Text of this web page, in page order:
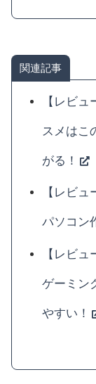
関連記事
【レビ
スメはこ
がる！
【レビ
パソコン
【レビ
ゲーミン
やすい！